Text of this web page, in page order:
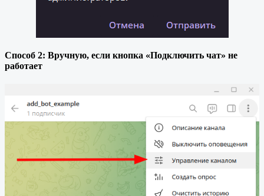
Способ 2: Вручную, если кнопка «Подключить чат» не
работает